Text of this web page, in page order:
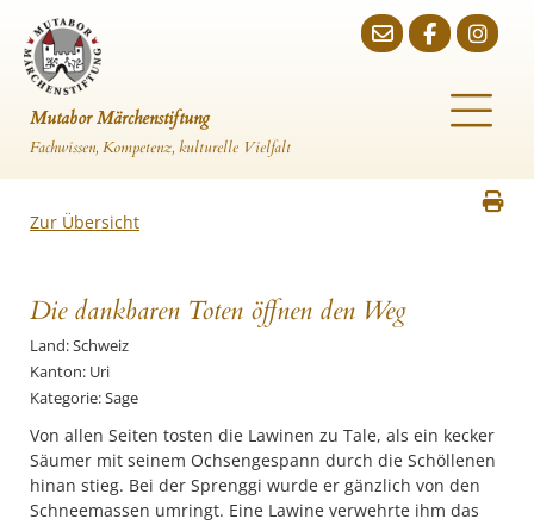
Mutabor Märchenstiftung
Fachwissen, Kompetenz, kulturelle Vielfalt
Zur Übersicht
Die dankbaren Toten öffnen den Weg
Land: Schweiz
Kanton: Uri
Kategorie: Sage
Von allen Seiten tosten die Lawinen zu Tale, als ein kecker
Säumer mit seinem Ochsengespann durch die Schöllenen
hinan stieg. Bei der Sprenggi wurde er gänzlich von den
Schneemassen umringt. Eine Lawine verwehrte ihm das